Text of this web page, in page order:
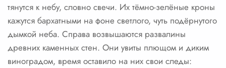
тянутся к небу, словно свечи. Их тёмно-зелёные кроны
кажутся бархатными на фоне светлого, чуть подёрнутого
дымкой неба. Справа возвышаются развалины
древних каменных стен. Они увиты плющом и диким
виноградом, время оставило на них свои следы: